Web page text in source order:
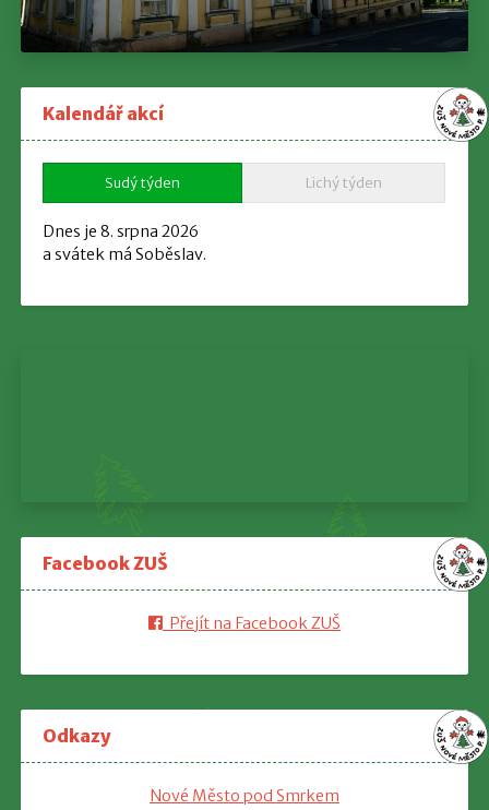
Kalendář akcí
Sudý týden Lichý týden
Dnes je 8. srpna 2026
a svátek má Soběslav.
Facebook ZUŠ
Přejít na Facebook ZUŠ
Odkazy
Nové Město pod Smrkem